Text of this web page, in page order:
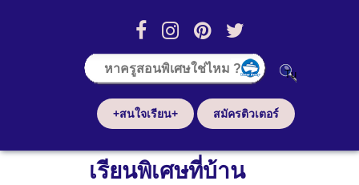
+สนใจเรียน+ สมัครติวเตอร์
เรียนพิเศษที่บ้าน